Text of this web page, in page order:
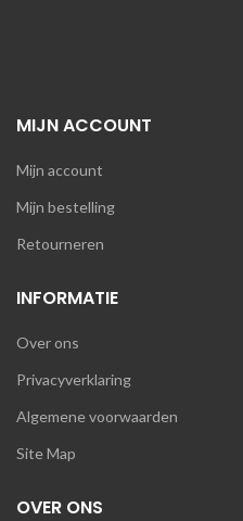
MIJN ACCOUNT
Mijn account
Mijn bestelling
Retourneren
INFORMATIE
Over ons
Privacyverklaring
Algemene voorwaarden
Site Map
OVER ONS